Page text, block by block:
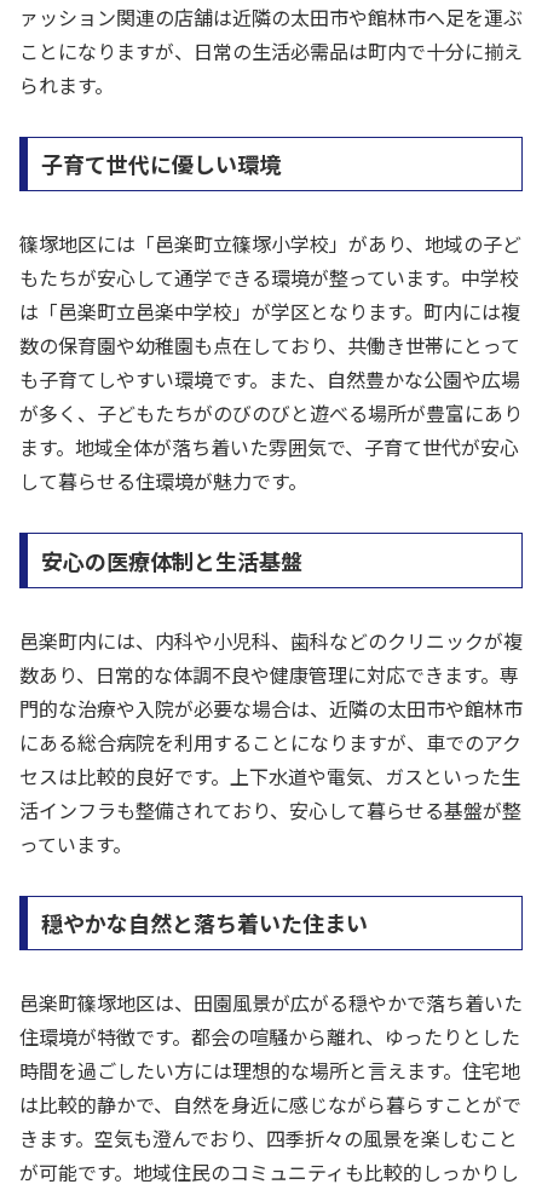
ァッション関連の店舗は近隣の太田市や館林市へ足を運ぶ
ことになりますが、日常の生活必需品は町内で十分に揃え
られます。
子育て世代に優しい環境
篠塚地区には「邑楽町立篠塚小学校」があり、地域の子ど
もたちが安心して通学できる環境が整っています。中学校
は「邑楽町立邑楽中学校」が学区となります。町内には複
数の保育園や幼稚園も点在しており、共働き世帯にとって
も子育てしやすい環境です。また、自然豊かな公園や広場
が多く、子どもたちがのびのびと遊べる場所が豊富にあり
ます。地域全体が落ち着いた雰囲気で、子育て世代が安心
して暮らせる住環境が魅力です。
安心の医療体制と生活基盤
邑楽町内には、内科や小児科、歯科などのクリニックが複
数あり、日常的な体調不良や健康管理に対応できます。専
門的な治療や入院が必要な場合は、近隣の太田市や館林市
にある総合病院を利用することになりますが、車でのアク
セスは比較的良好です。上下水道や電気、ガスといった生
活インフラも整備されており、安心して暮らせる基盤が整
っています。
穏やかな自然と落ち着いた住まい
邑楽町篠塚地区は、田園風景が広がる穏やかで落ち着いた
住環境が特徴です。都会の喧騒から離れ、ゆったりとした
時間を過ごしたい方には理想的な場所と言えます。住宅地
は比較的静かで、自然を身近に感じながら暮らすことがで
きます。空気も澄んでおり、四季折々の風景を楽しむこと
が可能です。地域住民のコミュニティも比較的しっかりし